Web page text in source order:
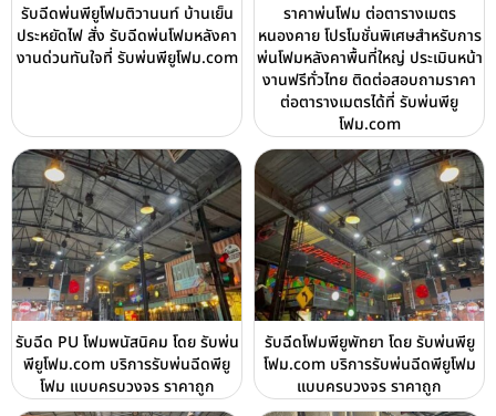
รับฉีดพ่นพียูโฟมติวานนท์ บ้านเย็น
ประหยัดไฟ สั่ง รับฉีดพ่นโฟมหลังคา
งานด่วนทันใจที่ รับพ่นพียูโฟม.com
ราคาพ่นโฟม ต่อตารางเมตร
หนองคาย โปรโมชั่นพิเศษสำหรับการ
พ่นโฟมหลังคาพื้นที่ใหญ่ ประเมินหน้า
งานฟรีทั่วไทย ติดต่อสอบถามราคา
ต่อตารางเมตรได้ที่ รับพ่นพียู
โฟม.com
รับฉีด PU โฟมพนัสนิคม โดย รับพ่น
พียูโฟม.com บริการรับพ่นฉีดพียู
โฟม แบบครบวงจร ราคาถูก
รับฉีดโฟมพียูพัทยา โดย รับพ่นพียู
โฟม.com บริการรับพ่นฉีดพียูโฟม
แบบครบวงจร ราคาถูก